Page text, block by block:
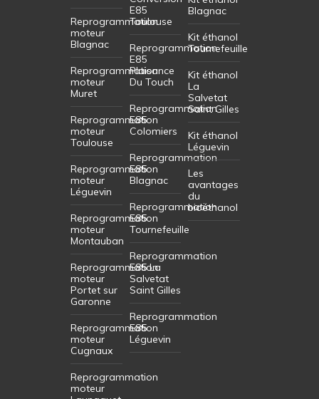
Reprogrammation
moteur
Blagnac
Reprogrammation
moteur
Muret
Reprogrammation
moteur
Toulouse
Reprogrammation
moteur
Léguevin
Reprogrammation
moteur
Montauban
Reprogrammation
moteur
Portet sur
Garonne
Reprogrammation
moteur
Cugnaux
Reprogrammation
moteur
E85
Toulouse
Reprogrammation
E85
Plaisance
Du Touch
Reprogrammation
E85
Colomiers
Reprogrammation
E85
Blagnac
Reprogrammation
E85
Tournefeuille
Reprogrammation
E85 La
Salvetat
Saint Gilles
Reprogrammation
E85
Léguevin
Blagnac
Kit éthanol
Tournefeuille
Kit éthanol
La
Salvetat
Saint Gilles
Kit éthanol
Léguevin
Les
avantages
du
bioéthanol